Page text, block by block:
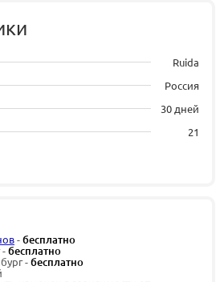
Ruida
Россия
30 дней
21
-бесплатно
-бесплатно
-бесплатно